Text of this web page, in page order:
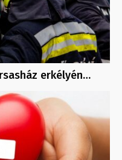
erkélyén…